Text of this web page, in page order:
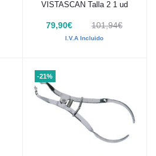
VISTASCAN Talla 2 1 ud
79,90€ 101,94€
I.V.A Incluido
-21%